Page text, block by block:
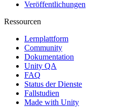
Veröffentlichungen
Ressourcen
Lernplattform
Community
Dokumentation
Unity QA
FAQ
Status der Dienste
Fallstudien
Made with Unity